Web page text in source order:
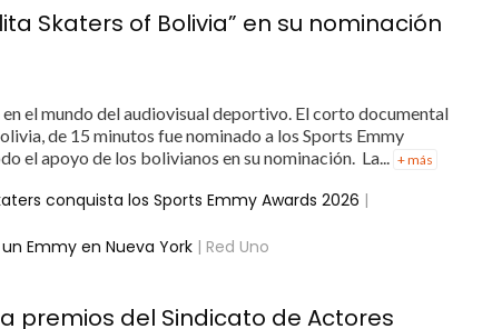
Skaters of Bolivia” en su nominación
el mundo del audiovisual deportivo. El corto documental
de 15 minutos fue nominado a los Sports Emmy
el apoyo de los bolivianos en su nominación. La... + más
conquista los Sports Emmy Awards 2026 |
Emmy en Nueva York | Red Uno
premios del Sindicato de Actores